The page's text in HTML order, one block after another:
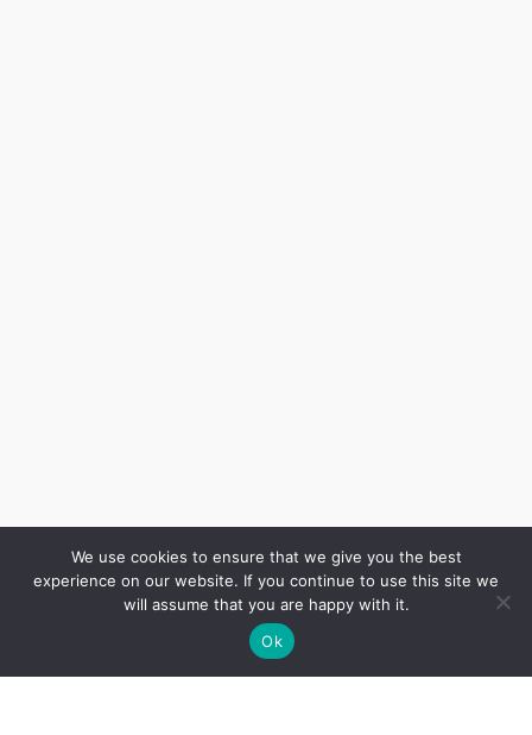
We use cookies to ensure that we give you the best
experience on our website. If you continue to use this site we
will assume that you are happy with it.
Ok